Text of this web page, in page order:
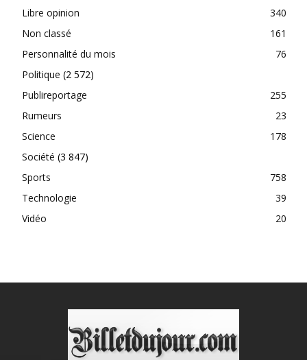
Libre opinion
340
Non classé
161
Personnalité du mois
76
Politique (2 572)
Publireportage
255
Rumeurs
23
Science
178
Société (3 847)
Sports
758
Technologie
39
Vidéo
20